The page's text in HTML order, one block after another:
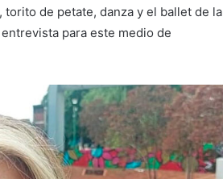
torito de petate, danza y el ballet de la
para este medio de